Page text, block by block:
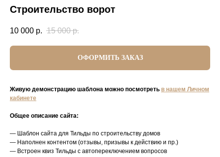
Строительство ворот
10 000 р. 15 000 р.
ОФОРМИТЬ ЗАКАЗ
Живую демонстрацию шаблона можно посмотреть в нашем Личном
кабинете
Общее описание сайта:
— Шаблон сайта для Тильды по строительству домов
— Наполнен контентом (отзывы, призывы к действию и пр.)
— Встроен квиз Тильды с автопереключением вопросов